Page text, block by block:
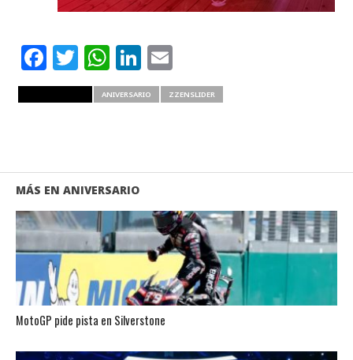
Facebook
Twitter
WhatsApp
LinkedIn
Email
ANIVERSARIO ZZENSLIDER
MÁS EN ANIVERSARIO
MotoGP pide pista en Silverstone